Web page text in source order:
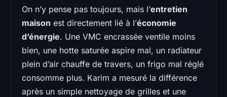
On n’y pense pas toujours, mais l’entretien
maison est directement lié à l’économie
d’énergie. Une VMC encrassée ventile moins
bien, une hotte saturée aspire mal, un radiateur
plein d’air chauffe de travers, un frigo mal réglé
consomme plus. Karim a mesuré la différence
après un simple nettoyage de grilles et une